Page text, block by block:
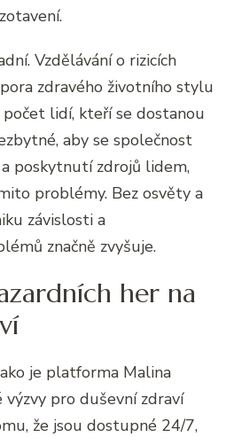
Vzdělávání o rizicích
zdravého životního stylu
lidí, kteří se dostanou
aby se společnost
poskytnutí zdrojů lidem,
problémy. Bez osvěty a
závislosti a
značně zvyšuje.
her na
je platforma Malina
výzvy pro duševní zdraví
že jsou dostupné 24/7,